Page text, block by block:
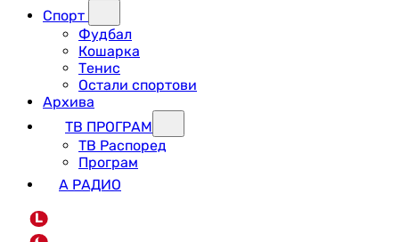
Спорт
Фудбал
Кошарка
Тенис
Остали спортови
Архива
ТВ ПРОГРАМ
ТВ Распоред
Програм
А РАДИО
L